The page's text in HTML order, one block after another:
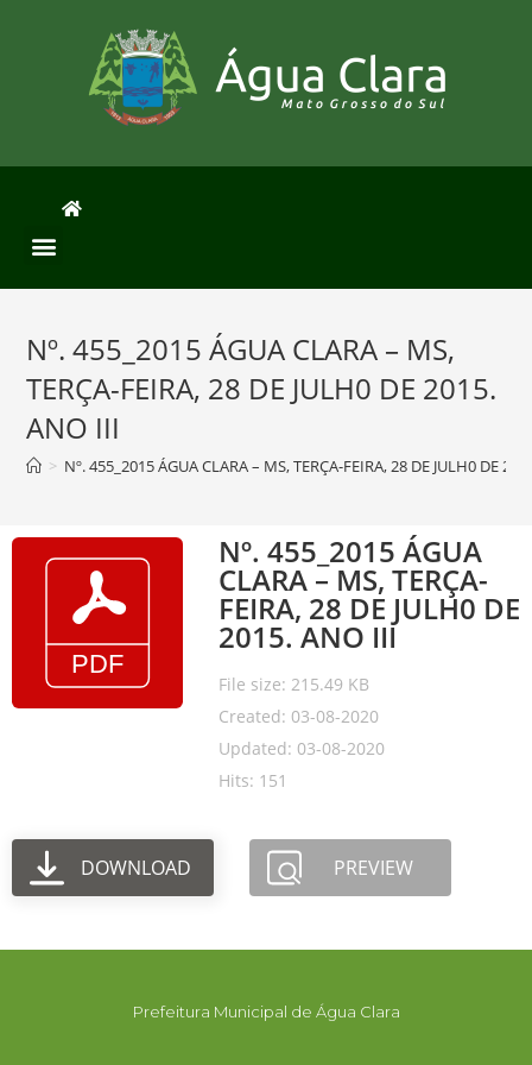
Nº. 455_2015 ÁGUA CLARA – MS,
TERÇA-FEIRA, 28 DE JULH0 DE 2015.
ANO III
> Nº. 455_2015 ÁGUA CLARA – MS, TERÇA-FEIRA, 28 DE JULH0 DE
Nº. 455_2015 ÁGUA
CLARA – MS, TERÇA-
FEIRA, 28 DE JULH0 DE
2015. ANO III
File size: 215.49 KB
Created: 03-08-2020
Updated: 03-08-2020
Hits: 151
DOWNLOAD PREVIEW
Prefeitura Municipal de Água Clara